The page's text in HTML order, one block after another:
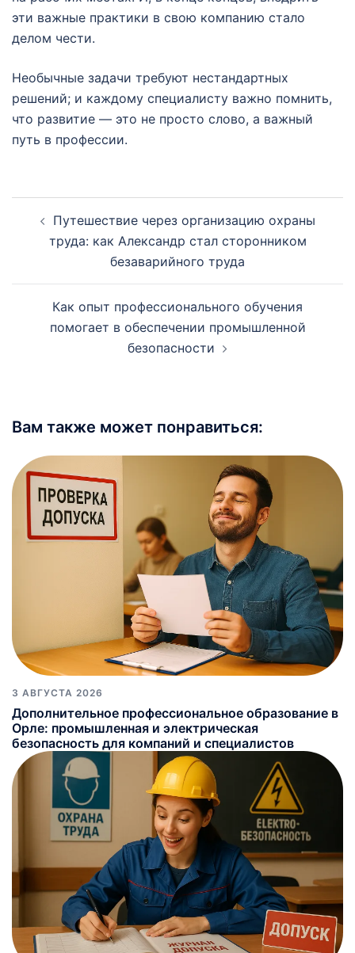
эти важные практики в свою компанию стало
делом чести.
Необычные задачи требуют нестандартных
решений; и каждому специалисту важно помнить,
что развитие — это не просто слово, а важный
путь в профессии.
записиПутешествие через организацию охраны
труда: как Александр стал сторонником
безаварийного труда
Как опыт профессионального обучения
помогает в обеспечении промышленной
безопасности
Вам также может понравиться:
3 АВГУСТА 2026
Дополнительное профессиональное образование в
Орле: промышленная и электрическая
безопасность для компаний и специалистов